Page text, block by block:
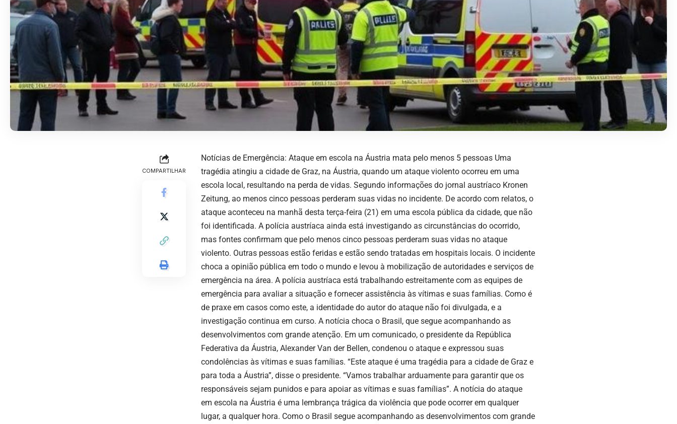
COMPARTILHAR
Notícias de Emergência: Ataque em escola na Áustria mata pelo menos 5 pessoas Uma
tragédia atingiu a cidade de Graz, na Áustria, quando um ataque violento ocorreu em uma
escola local, resultando na perda de vidas. Segundo informações do jornal austríaco Kronen
Zeitung, ao menos cinco pessoas perderam suas vidas no incidente. De acordo com relatos, o
ataque aconteceu na manhã desta terça-feira (21) em uma escola pública da cidade, que não
foi identificada. A polícia austríaca ainda está investigando as circunstâncias do ocorrido,
mas fontes confirmam que pelo menos cinco pessoas perderam suas vidas no ataque
violento. Outras pessoas estão feridas e estão sendo tratadas em hospitais locais. O incidente
choca a opinião pública em todo o mundo e levou à mobilização de autoridades e serviços de
emergência na área. A polícia austríaca está trabalhando estreitamente com as equipes de
emergência para avaliar a situação e fornecer assistência às vítimas e suas famílias. Como é
de praxe em casos como este, a identidade do autor do ataque não foi divulgada, e a
investigação continua em curso. A notícia choca o Brasil, que segue acompanhando as
desenvolvimentos com grande atenção. Em um comunicado, o presidente da República
Federativa da Áustria, Alexander Van der Bellen, condenou o ataque e expressou suas
condolências às vítimas e suas famílias. “Este ataque é uma tragédia para a cidade de Graz e
para toda a Áustria”, disse o presidente. “Vamos trabalhar arduamente para garantir que os
responsáveis sejam punidos e para apoiar as vítimas e suas famílias”. A notícia do ataque
em escola na Áustria é uma lembrança trágica da violência que pode ocorrer em qualquer
lugar, a qualquer hora. Como o Brasil segue acompanhando as desenvolvimentos com grande